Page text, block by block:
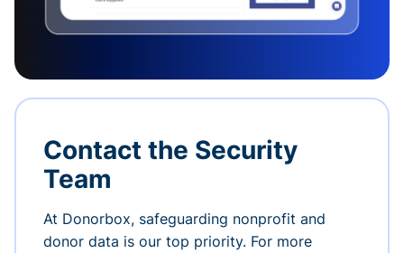
Contact the Security
Team
At Donorbox, safeguarding nonprofit and
donor data is our top priority. For more